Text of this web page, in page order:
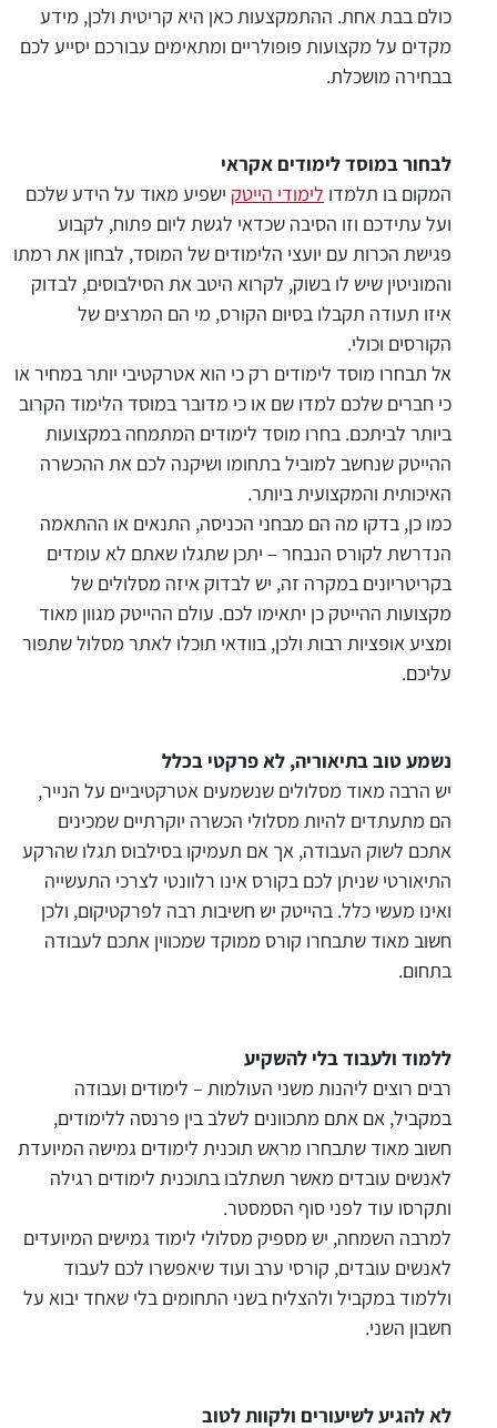
כולם בבת אחת. ההתמקצעות כאן היא קריטית ולכן, מידע
מקדים על מקצועות פופולריים ומתאימים עבורכם יסייע לכם
בבחירה מושכלת.
לבחור במוסד לימודים אקראי
המקום בו תלמדו לימודי הייטק ישפיע מאוד על הידע שלכם
ועל עתידכם וזו הסיבה שכדאי לגשת ליום פתוח, לקבוע
פגישת הכרות עם יועצי הלימודים של המוסד, לבחון את רמתו
והמוניטין שיש לו בשוק, לקרוא היטב את הסילבוסים, לבדוק
איזו תעודה תקבלו בסיום הקורס, מי הם המרצים של
הקורסים וכולי.
אל תבחרו מוסד לימודים רק כי הוא אטרקטיבי יותר במחיר או
כי חברים שלכם למדו שם או כי מדובר במוסד הלימוד הקרוב
ביותר לביתכם. בחרו מוסד לימודים המתמחה במקצועות
ההייטק שנחשב למוביל בתחומו ושיקנה לכם את ההכשרה
האיכותית והמקצועית ביותר.
כמו כן, בדקו מה הם מבחני הכניסה, התנאים או ההתאמה
הנדרשת לקורס הנבחר – יתכן שתגלו שאתם לא עומדים
בקריטריונים במקרה זה, יש לבדוק איזה מסלולים של
מקצועות ההייטק כן יתאימו לכם. עולם ההייטק מגוון מאוד
ומציע אופציות רבות ולכן, בוודאי תוכלו לאתר מסלול שתפור
עליכם.
נשמע טוב בתיאוריה, לא פרקטי בכלל
יש הרבה מאוד מסלולים שנשמעים אטרקטיביים על הנייר,
הם מתעתדים להיות מסלולי הכשרה יוקרתיים שמכינים
אתכם לשוק העבודה, אך אם תעמיקו בסילבוס תגלו שהרקע
התיאורטי שניתן לכם בקורס אינו רלוונטי לצרכי התעשייה
ואינו מעשי כלל. בהייטק יש חשיבות רבה לפרקטיקום, ולכן
חשוב מאוד שתבחרו קורס ממוקד שמכווין אתכם לעבודה
בתחום.
ללמוד ולעבוד בלי להשקיע
רבים רוצים ליהנות משני העולמות – לימודים ועבודה
במקביל, אם אתם מתכוונים לשלב בין פרנסה ללימודים,
חשוב מאוד שתבחרו מראש תוכנית לימודים גמישה המיועדת
לאנשים עובדים מאשר תשתלבו בתוכנית לימודים רגילה
ותקרסו עוד לפני סוף הסמסטר.
למרבה השמחה, יש מספיק מסלולי לימוד גמישים המיועדים
לאנשים עובדים, קורסי ערב ועוד שיאפשרו לכם לעבוד
וללמוד במקביל ולהצליח בשני התחומים בלי שאחד יבוא על
חשבון השני.
לא להגיע לשיעורים ולקוות לטוב